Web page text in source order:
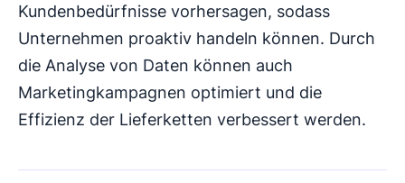
Kundenbedürfnisse vorhersagen, sodass
Unternehmen proaktiv handeln können. Durch
die Analyse von Daten können auch
Marketingkampagnen optimiert und die
Effizienz der Lieferketten verbessert werden.